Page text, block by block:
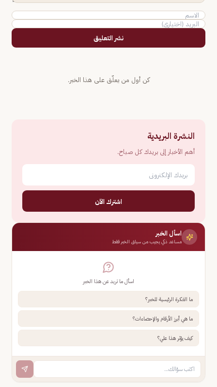
نشر التعليق
كن أول من يعلّق على هذا الخبر.
النشرة البريدية
أهم الأخبار إلى بريدك كل صباح.
اشترك الآن
اسأل الخبر
مساعد ذكي يجيب من سياق الخبر فقط
اسأل ما تريد عن هذا الخبر
ما الفكرة الرئيسية للخبر؟
ما هي أبرز الأرقام والإحصاءات؟
كيف يؤثر هذا علي؟